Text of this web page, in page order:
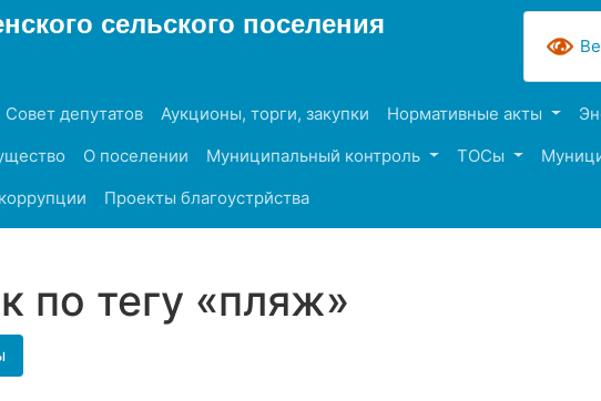
сельского поселения
депутатов Аукционы, торги, закупки Нормативные акты
О поселении Муниципальный контроль ТОСы
Проекты благоустрйства
по тегу «пляж»